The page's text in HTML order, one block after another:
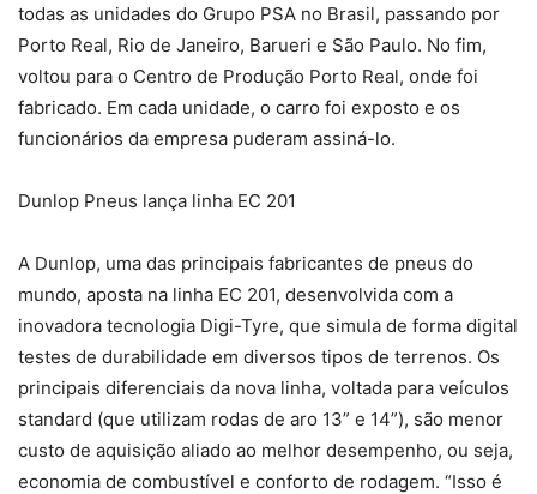
todas as unidades do Grupo PSA no Brasil, passando por
Porto Real, Rio de Janeiro, Barueri e São Paulo. No fim,
voltou para o Centro de Produção Porto Real, onde foi
fabricado. Em cada unidade, o carro foi exposto e os
funcionários da empresa puderam assiná-lo.
Dunlop Pneus lança linha EC 201
A Dunlop, uma das principais fabricantes de pneus do
mundo, aposta na linha EC 201, desenvolvida com a
inovadora tecnologia Digi-Tyre, que simula de forma digital
testes de durabilidade em diversos tipos de terrenos. Os
principais diferenciais da nova linha, voltada para veículos
standard (que utilizam rodas de aro 13” e 14”), são menor
custo de aquisição aliado ao melhor desempenho, ou seja,
economia de combustível e conforto de rodagem. “Isso é